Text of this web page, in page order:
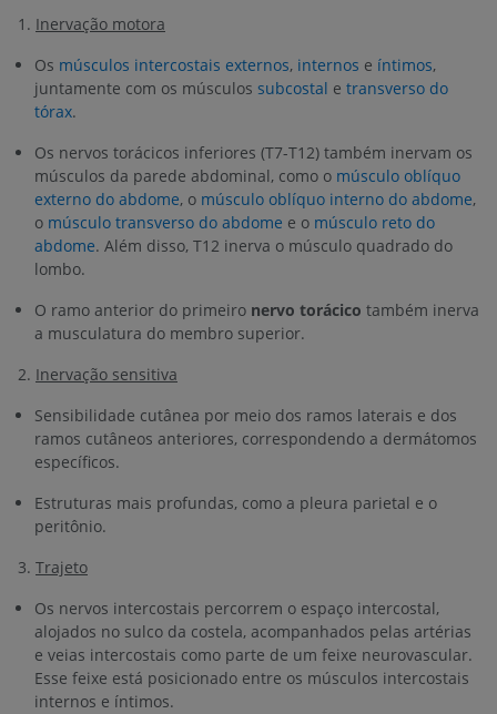
1. Inervação motora
Os músculos intercostais externos, internos e íntimos,
juntamente com os músculos subcostal e transverso do
tórax.
Os nervos torácicos inferiores (T7-T12) também inervam os
músculos da parede abdominal, como o músculo oblíquo
externo do abdome, o músculo oblíquo interno do abdome,
o músculo transverso do abdome e o músculo reto do
abdome. Além disso, T12 inerva o músculo quadrado do
lombo.
O ramo anterior do primeiro nervo torácico também inerva
a musculatura do membro superior.
2. Inervação sensitiva
Sensibilidade cutânea por meio dos ramos laterais e dos
ramos cutâneos anteriores, correspondendo a dermátomos
específicos.
Estruturas mais profundas, como a pleura parietal e o
peritônio.
3. Trajeto
Os nervos intercostais percorrem o espaço intercostal,
alojados no sulco da costela, acompanhados pelas artérias
e veias intercostais como parte de um feixe neurovascular.
Esse feixe está posicionado entre os músculos intercostais
internos e íntimos.